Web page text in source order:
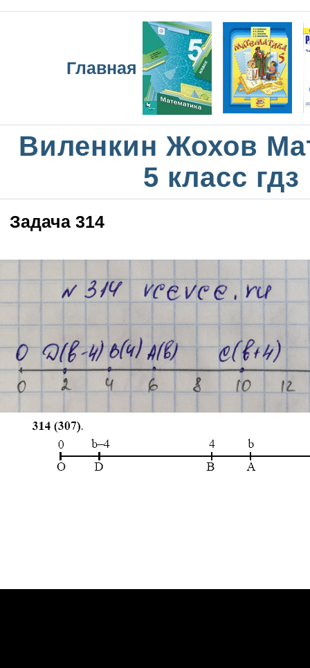
Главная
Виленкин Жохов
5 класс гдз
Задача 314